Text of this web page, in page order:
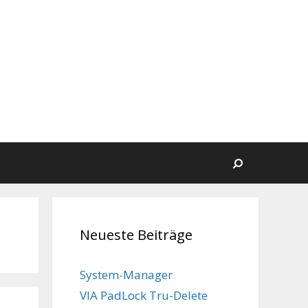
Suchen
Neueste Beiträge
System-Manager
VIA PadLock Tru-Delete